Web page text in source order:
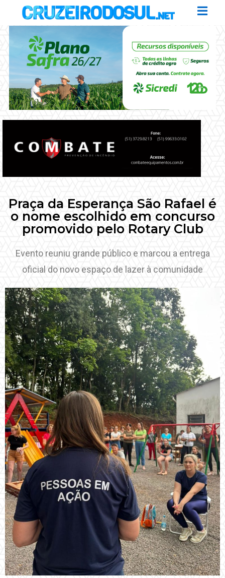
Praça da Esperança São Rafael é
o nome escolhido em concurso
promovido pelo Rotary Club
Evento reuniu grande público e marcou a entrega
oficial do novo espaço de lazer à comunidade